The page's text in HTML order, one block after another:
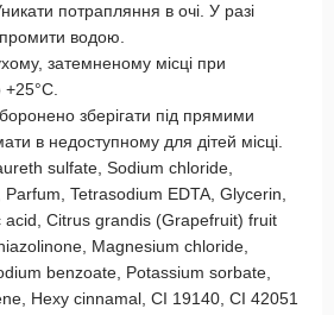
потрапляння в очі. У разі
водою.
затемненому місці при
+25°С.
зберігати під прямими
в недоступному для дітей місці.
sulfate, Sodium chloride,
Tetrasodium EDTA, Glycerin,
Citrus grandis (Grapefruit) fruit
Magnesium chloride,
benzoate, Potassium sorbate,
Hexy cinnamal, CI 19140, CI 42051